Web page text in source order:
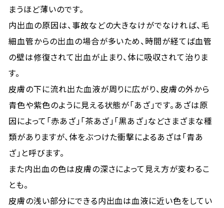
まうほど薄いのです。
内出血の原因は、事故などの大きなけがでなければ、毛
細血管からの出血の場合が多いため、時間が経てば血管
の壁は修復されて出血が止まり、体に吸収されて治りま
す。
皮膚の下に流れ出た血液が周りに広がり、皮膚の外から
青色や紫色のように見える状態が「あざ」です。あざは原
因によって「赤あざ」「茶あざ」「黒あざ」などさまざまな種
類がありますが、体をぶつけた衝撃によるあざは「青あ
ざ」と呼びます。
また内出血の色は皮膚の深さによって見え方が変わるこ
とも。
皮膚の浅い部分にできる内出血は血液に近い色をしてい